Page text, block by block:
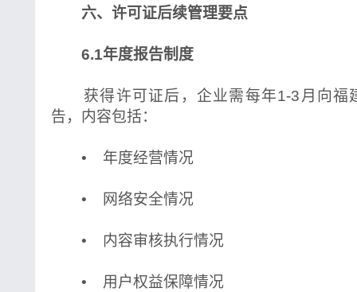
六、许可证后续管理要点
6.1年度报告制度
获得许可证后，企业需每年1-3月向福
告，内容包括：
• 年度经营情况
• 网络安全情况
• 内容审核执行情况
• 用户权益保障情况